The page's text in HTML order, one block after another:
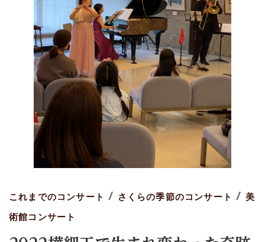
これまでのコンサート / さくらの季節のコンサート / 美
術館コンサート